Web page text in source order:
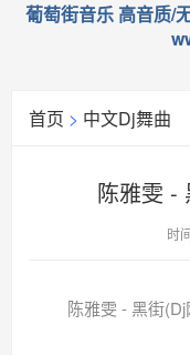
葡萄街音乐 高音质/
首页 > 中文Dj舞曲
陈雅雯 -
时
陈雅雯 - 黑街